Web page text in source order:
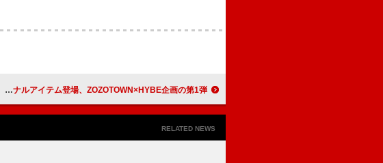
TOMORROW X TOGETHERのオリジナルアイテム登場、ZOZOTOWN×HYBE企画の第1弾
RELATED NEWS